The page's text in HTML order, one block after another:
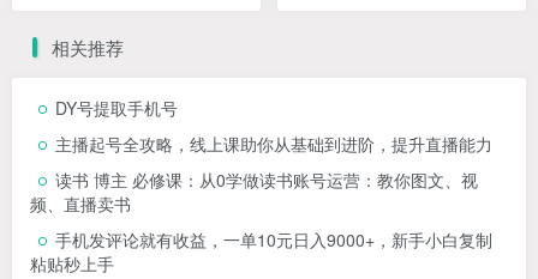
相关推荐
DY号提取手机号
主播起号全攻略，线上课助你从基础到进阶，提升直播能力
读书 博主 必修课：从0学做读书账号运营：教你图文、视
频、直播卖书
手机发评论就有收益，一单10元日入9000+，新手小白复制
粘贴秒上手